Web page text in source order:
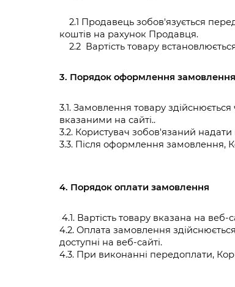
2.1 Продавець зобов'язується
коштiв на рахунок Продавця.
2.2  Вартість товару
3. Порядок оформлення замовлення
3.1. Замовлення товару
вказаними на сайті..
3.2. Користувач зобов'язаний
3.3. Після оформлення замовлення,
4. Порядок оплати замовлення
4.1. Вартість товару вказана на
4.2. Оплата замовлення
доступні на веб-сайті.
4.3. При виконанні передоплати,